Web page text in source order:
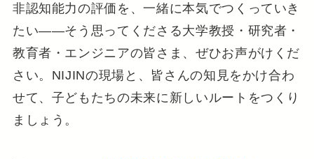
非認知能力の評価を、一緒に本気でつくっていき
たい——そう思ってくださる大学教授・研究者・
教育者・エンジニアの皆さま、ぜひお声がけくだ
さい。NIJINの現場と、皆さんの知見をかけ合わ
せて、子どもたちの未来に新しいルートをつくり
ましょう。